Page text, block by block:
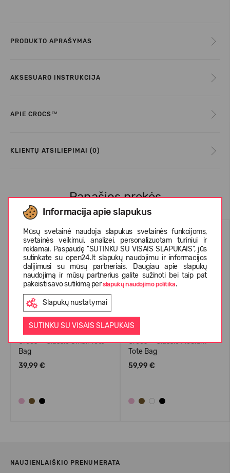
Informacija apie slapukus
Mūsų svetainė naudoja slapukus svetainės funkcijoms,
svetainės veikimui, analizei, personalizuotam turiniui ir
reklamai. Paspaudę "SUTINKU SU VISAIS SLAPUKAIS", jūs
sutinkate su open24.lt slapukų naudojimu ir informacijos
dalijimusi su mūsų partneriais. Daugiau apie slapukų
naudojimą ir mūsų partnerius galite sužinoti bei taip pat
pakeisti savo sutikimą perslapukų naudojimo politika.
Slapukų nustatymai
SUTINKU SU VISAIS SLAPUKAIS
PRODUKTO APRAŠYMAS
AKSESUARO INSTRUKCIJA
APIE CROCS™
KLIENTŲ ATSILIEPIMAI (0)
Panašios prekės
Crocs™ Classic Small Tote
Bag
39,99 €
Crocs™ Classic Medium
Tote Bag
59,99 €
NAUJIENLAIŠKIO PRENUMERATA